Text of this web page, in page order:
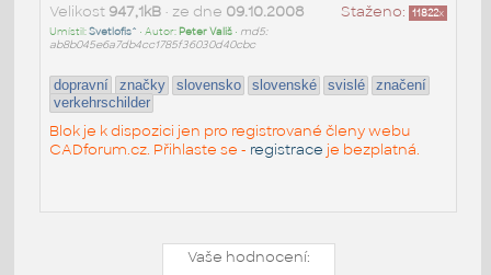
Staženo: 11822x
Velikost 947,1kB• ze dne 09.10.2008
Umístil:Svetlofis^ • Autor: Peter Vališ• md5:
ab8b045e6a7db4cc1785f36030d40cbc
dopravní značky slovensko slovenské svislé
značení
verkehrschilder
Blok je k dispozici jen pro registrované členy webu
CADforum.cz. Přihlaste se - registrace je bezplatná.
Vaše hodnocení: